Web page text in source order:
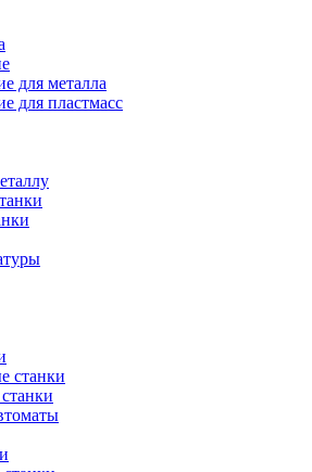
для металла
для пластмасс
станки